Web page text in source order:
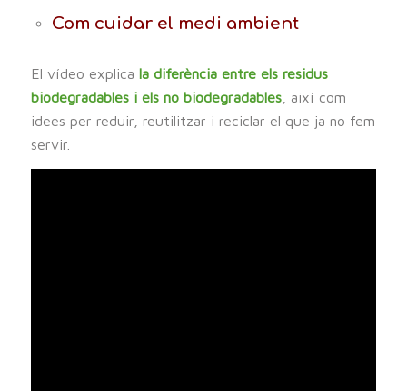
Com cuidar el medi ambient
El vídeo explica la diferència entre els residus
biodegradables i els no biodegradables, així com
idees per reduir, reutilitzar i reciclar el que ja no fem
servir.